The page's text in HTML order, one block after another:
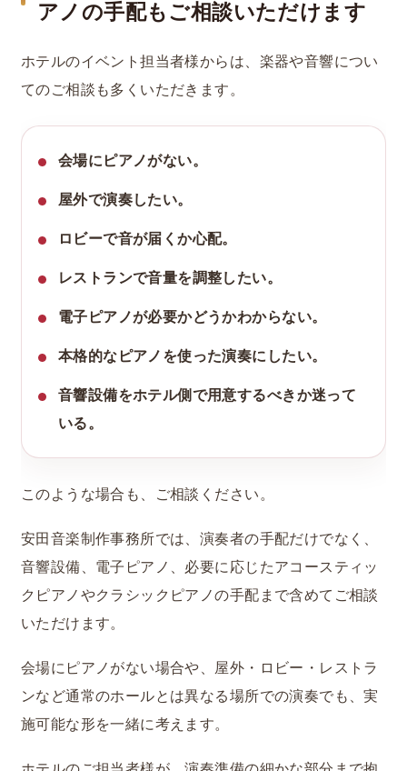
アノの手配もご相談いただけます
ホテルのイベント担当者様からは、楽器や音響につい
てのご相談も多くいただきます。
会場にピアノがない。
屋外で演奏したい。
ロビーで音が届くか心配。
レストランで音量を調整したい。
電子ピアノが必要かどうかわからない。
本格的なピアノを使った演奏にしたい。
音響設備をホテル側で用意するべきか迷って
いる。
このような場合も、ご相談ください。
安田音楽制作事務所では、演奏者の手配だけでなく、
音響設備、電子ピアノ、必要に応じたアコースティッ
クピアノやクラシックピアノの手配まで含めてご相談
いただけます。
会場にピアノがない場合や、屋外・ロビー・レストラ
ンなど通常のホールとは異なる場所での演奏でも、実
施可能な形を一緒に考えます。